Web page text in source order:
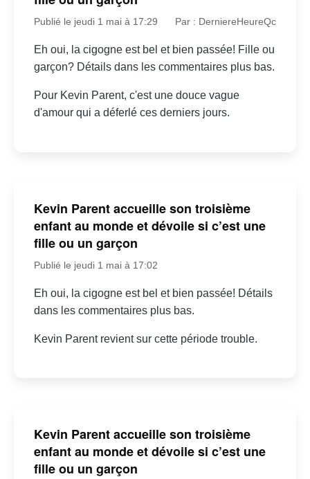
Publié le jeudi 1 mai à 17:29 Par : DerniereHeureQc
Eh oui, la cigogne est bel et bien passée! Fille ou
garçon? Détails dans les commentaires plus bas.
Pour Kevin Parent, c'est une douce vague
d'amour qui a déferlé ces derniers jours.
Kevin Parent accueille son troisième
enfant au monde et dévoile si c’est une
fille ou un garçon
Publié le jeudi 1 mai à 17:02
Eh oui, la cigogne est bel et bien passée! Détails
dans les commentaires plus bas.
Kevin Parent revient sur cette période trouble.
Kevin Parent accueille son troisième
enfant au monde et dévoile si c’est une
fille ou un garçon